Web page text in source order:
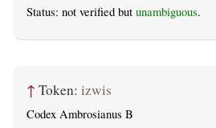
Status: not verified but unambiguous.
↑ Token: izwis
Codex Ambrosianus B